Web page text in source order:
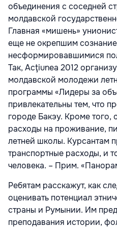
объединения с соседней
молдавской
Главная «мишень»
еще не окрепшим
несформировавшимися
Так, Acţiunea 2012
молдавской молодежи
программы «Лидеры за
привлекательны тем, что
городе Бакэу. Кроме того,
расходы на проживание,
летней школы. Курсантам
транспортные расходы, и
человека. – Прим.
Ребятам расскажут, как
оценивать потенциал
страны и Румынии. Им
преподавания истории,